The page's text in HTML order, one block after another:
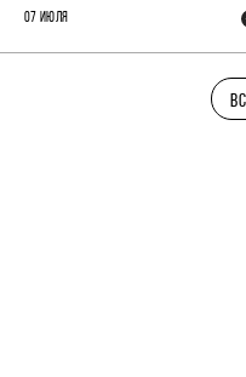
07 ИЮЛЯ